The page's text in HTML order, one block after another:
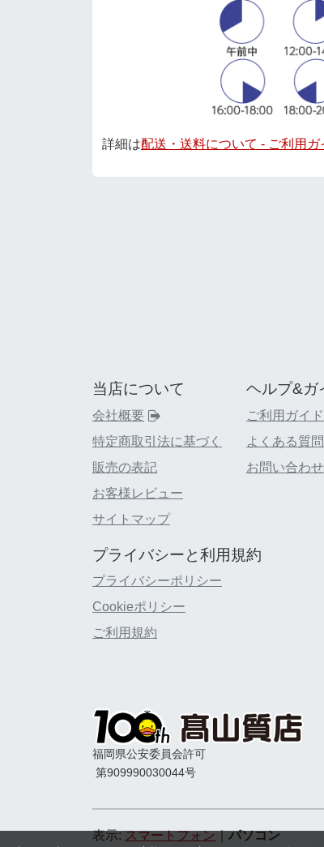
詳細は配送・送料について - ご利用ガ
当店について
会社概要
特定商取引法に基づく
販売の表記
お客様レビュー
サイトマップ
ヘルプ&ガ
ご利用ガイド
よくある質問
お問い合わせ
プライバシーと利用規約
プライバシーポリシー
Cookieポリシー
ご利用規約
福岡県公安委員会許可
第909990030044号
表示:スマートフォン｜パソコン